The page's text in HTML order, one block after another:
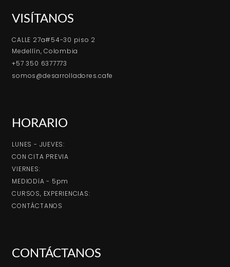
VISÍTANOS
CALLE 27a#54-30 piso 2
Medellín, Colombia
+57 350 6377773
somos@desarrolladores.cafe
HORARIO
LUNES - JUEVES:
CON CITA PREVIA
VIERNES:
MEDIODíA - 5pm
CURSOS, EXPERIENCIAS:
CONTÁCTANOS
CONTÁCTANOS